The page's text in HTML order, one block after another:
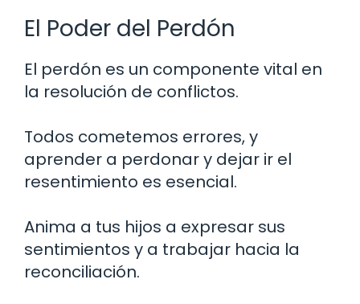
El Poder del Perdón
El perdón es un componente vital en
la resolución de conflictos.
Todos cometemos errores, y
aprender a perdonar y dejar ir el
resentimiento es esencial.
Anima a tus hijos a expresar sus
sentimientos y a trabajar hacia la
reconciliación.